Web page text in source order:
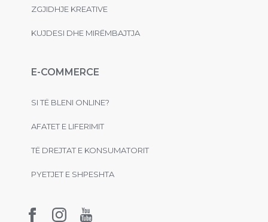
ZGJIDHJE KREATIVE
KUJDESI DHE MIRËMBAJTJA
E-COMMERCE
SI TË BLENI ONLINE?
AFATET E LIFERIMIT
TË DREJTAT E KONSUMATORIT
PYETJET E SHPESHTA